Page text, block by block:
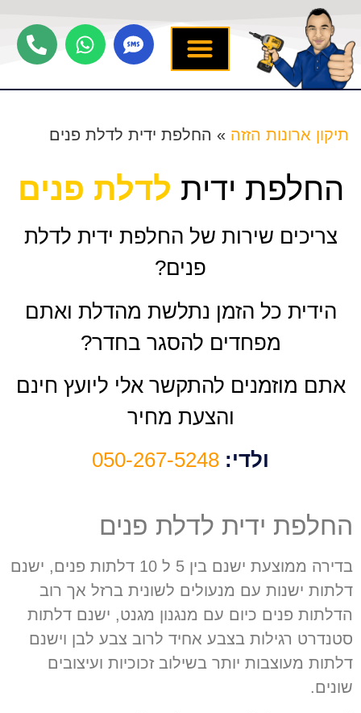
תיקון ארונות הזזה » החלפת ידית לדלת פנים
החלפת ידית לדלת פנים
צריכים שירות של החלפת ידית לדלת
פנים?
הידית כל הזמן נתלשת מהדלת ואתם
מפחדים להסגר בחדר?
אתם מוזמנים להתקשר אלי ליועץ חינם
והצעת מחיר
ולדי: 050-267-5248
החלפת ידית לדלת פנים
בדירה ממוצעת ישנם בין ל דלתות פנים, ישנם
דלתות ישנות עם מנעולים לשונית ברזל אך רוב
הדלתות פנים כיום עם מנגנון מגנט, ישנם דלתות
סטנדרט רגילות בצבע אחיד לרוב צבע לבן וישנם
דלתות מעוצבות יותר בשילוב זכוכיות ועיצובים
שונים.